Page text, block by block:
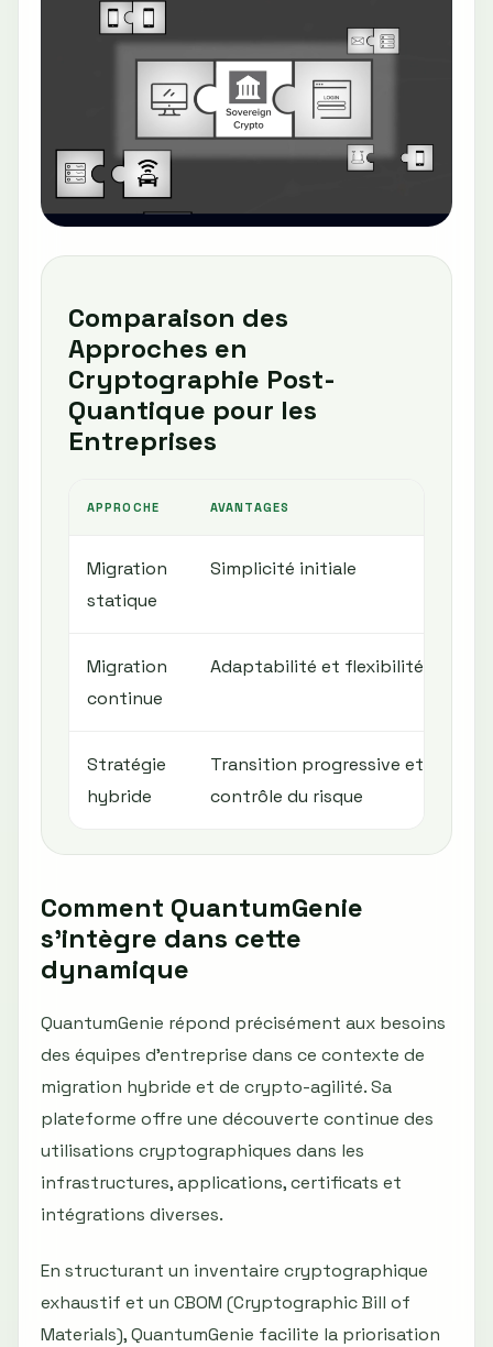
Comparaison des
Approches en
Cryptographie Post-
Quantique pour les
Entreprises
APPROCHE AVANTAGES
Migration
statique
Simplicité initiale
Migration
continue
Adaptabilité et flexibilité
Stratégie
hybride
Transition progressive et
contrôle du risque
Comment QuantumGenie
s'intègre dans cette
dynamique
QuantumGenie répond précisément aux besoins
des équipes d'entreprise dans ce contexte de
migration hybride et de crypto-agilité. Sa
plateforme offre une découverte continue des
utilisations cryptographiques dans les
infrastructures, applications, certificats et
intégrations diverses.
En structurant un inventaire cryptographique
exhaustif et un CBOM (Cryptographic Bill of
Materials), QuantumGenie facilite la priorisation